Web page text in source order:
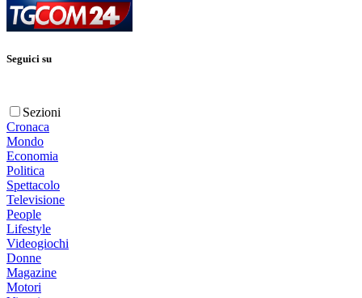
Seguici su
Sezioni
Cronaca
Mondo
Economia
Politica
Spettacolo
Televisione
People
Lifestyle
Videogiochi
Donne
Magazine
Motori